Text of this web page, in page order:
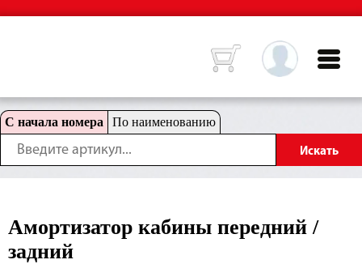
С начала номера По наименованию
Амортизатор кабины передний /
задний